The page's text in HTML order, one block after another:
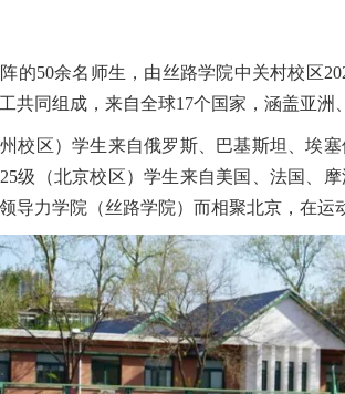
的50余名师生，由丝路学院中关村校区
共同组成，来自全球17个国家，涵盖亚洲
校区）学生来自俄罗斯、巴基斯坦、埃
级（北京校区）学生来自美国、法国、
导力学院（丝路学院）而相聚北京，在运